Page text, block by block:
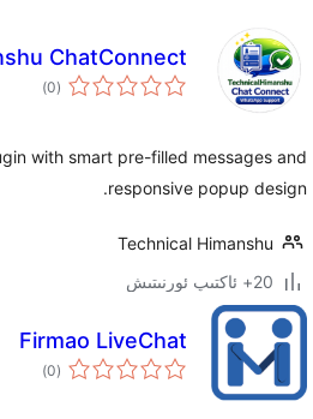
ChatConnect
(0 ئومۇمىي
دەرىجە
)
with smart pre-filled messages and
responsive popup design.
Technical Himanshu
20+ ئاكتىپ ئورنىتىش
Firmao LiveChat
(0 ئومۇمىي
دەرىجە
)